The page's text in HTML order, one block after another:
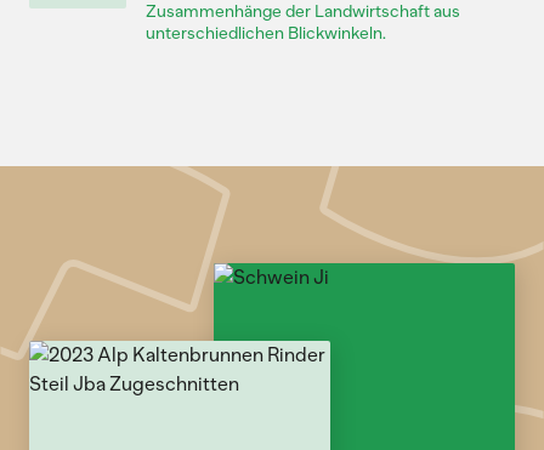
Zusammenhänge der Landwirtschaft aus
unterschiedlichen Blickwinkeln.